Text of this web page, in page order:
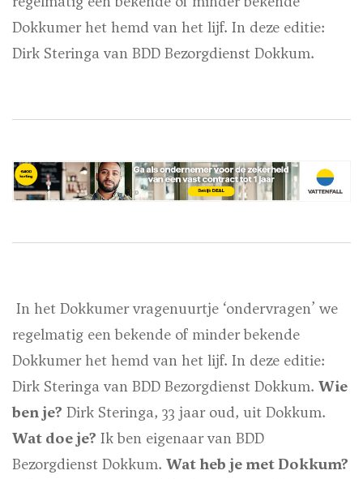
Dokkumer het hemd van het lijf. In deze editie:
Dirk Steringa van BDD Bezorgdienst Dokkum.
In het Dokkumer vragenuurtje ‘ondervragen’ we
regelmatig een bekende of minder bekende
Dokkumer het hemd van het lijf. In deze editie:
Dirk Steringa van BDD Bezorgdienst Dokkum. Wie
ben je? Dirk Steringa, 33 jaar oud, uit Dokkum.
Wat doe je? Ik ben eigenaar van BDD
Bezorgdienst Dokkum. Wat heb je met Dokkum?